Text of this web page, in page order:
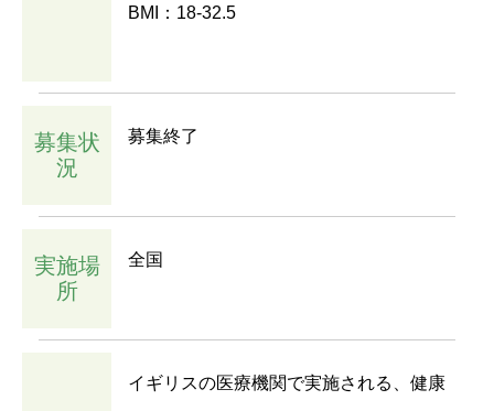
BMI：18-32.5
募集状
況
募集終了
実施場
所
全国
イギリスの医療機関で実施される、健康